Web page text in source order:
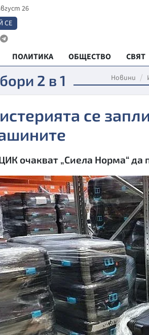
26
СЕ
ПОЛИТИКА ОБЩЕСТВО СВЯТ
2 в 1 Новини
се
очакват „Сиела Норма“